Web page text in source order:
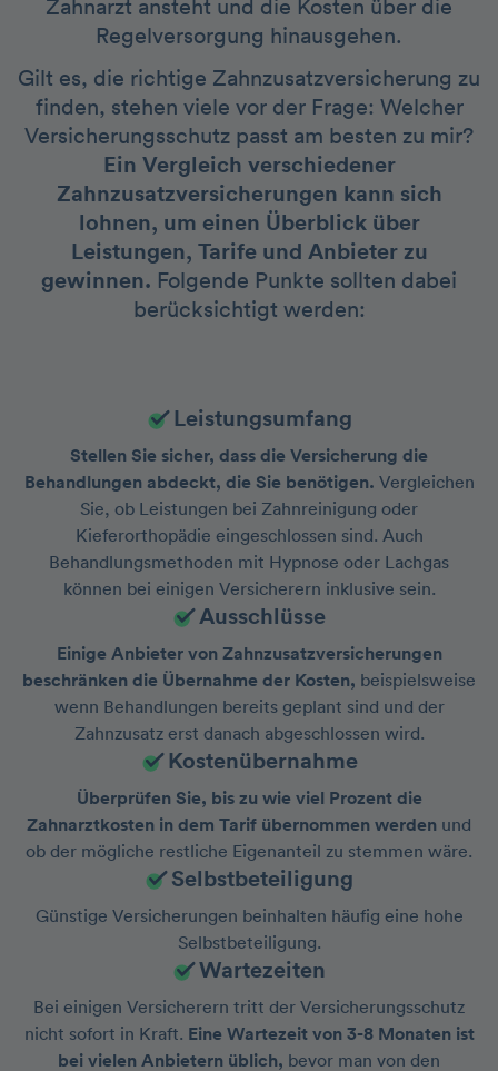
Zahnarzt ansteht und die Kosten über die
Regelversorgung hinausgehen.
Gilt es, die richtige Zahnzusatzversicherung zu
finden, stehen viele vor der Frage: Welcher
Versicherungsschutz passt am besten zu mir?
Ein Vergleich verschiedener
Zahnzusatzversicherungen kann sich
lohnen, um einen Überblick über
Leistungen, Tarife und Anbieter zu
gewinnen. Folgende Punkte sollten dabei
berücksichtigt werden:
Leistungsumfang
Stellen Sie sicher, dass die Versicherung die
Behandlungen abdeckt, die Sie benötigen. Vergleichen
Sie, ob Leistungen bei Zahnreinigung oder
Kieferorthopädie eingeschlossen sind. Auch
Behandlungsmethoden mit Hypnose oder Lachgas
können bei einigen Versicherern inklusive sein.
Ausschlüsse
Einige Anbieter von Zahnzusatzversicherungen
beschränken die Übernahme der Kosten, beispielsweise
wenn Behandlungen bereits geplant sind und der
Zahnzusatz erst danach abgeschlossen wird.
Kostenübernahme
Überprüfen Sie, bis zu wie viel Prozent die
Zahnarztkosten in dem Tarif übernommen werden und
ob der mögliche restliche Eigenanteil zu stemmen wäre.
Selbstbeteiligung
Günstige Versicherungen beinhalten häufig eine hohe
Selbstbeteiligung.
Wartezeiten
Bei einigen Versicherern tritt der Versicherungsschutz
nicht sofort in Kraft. Eine Wartezeit von 3-8 Monaten ist
bei vielen Anbietern üblich, bevor man von den